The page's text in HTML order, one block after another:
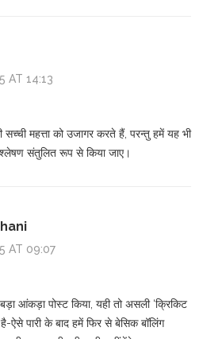
AT 14:13
महत्ता को उजागर करते हैं, परन्तु हमें यह भी
संतुलित रूप से किया जाए।
AT 09:07
आंकड़ा पोस्ट किया, यही तो असली ‘क्रिकिट
ऐसे पारी के बाद हमें फिर से बेसिक बॉलिंग